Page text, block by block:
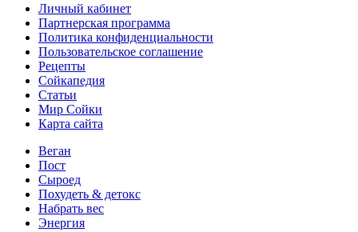
Личный кабинет
Партнерская программа
Политика конфиденциальности
Пользовательское соглашение
Рецепты
Сойкапедия
Статьи
Мир Сойки
Карта сайта
Веган
Пост
Сыроед
Похудеть & детокс
Набрать вес
Энергия